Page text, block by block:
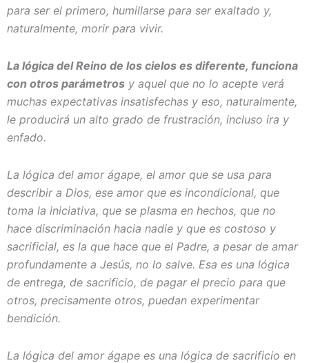
para ser el primero, humillarse para ser exaltado y,
naturalmente, morir para vivir.
La lógica del Reino de los cielos es diferente, funciona
con otros parámetros y aquel que no lo acepte verá
muchas expectativas insatisfechas y eso, naturalmente,
le producirá un alto grado de frustración, incluso ira y
enfado.
La lógica del amor ágape, el amor que se usa para
describir a Dios, ese amor que es incondicional, que
toma la iniciativa, que se plasma en hechos, que no
hace discriminación hacia nadie y que es costoso y
sacrificial, es la que hace que el Padre, a pesar de amar
profundamente a Jesús, no lo salve. Esa es una lógica
de entrega, de sacrificio, de pagar el precio para que
otros, precisamente otros, puedan experimentar
bendición.
La lógica del amor ágape es una lógica de sacrificio en